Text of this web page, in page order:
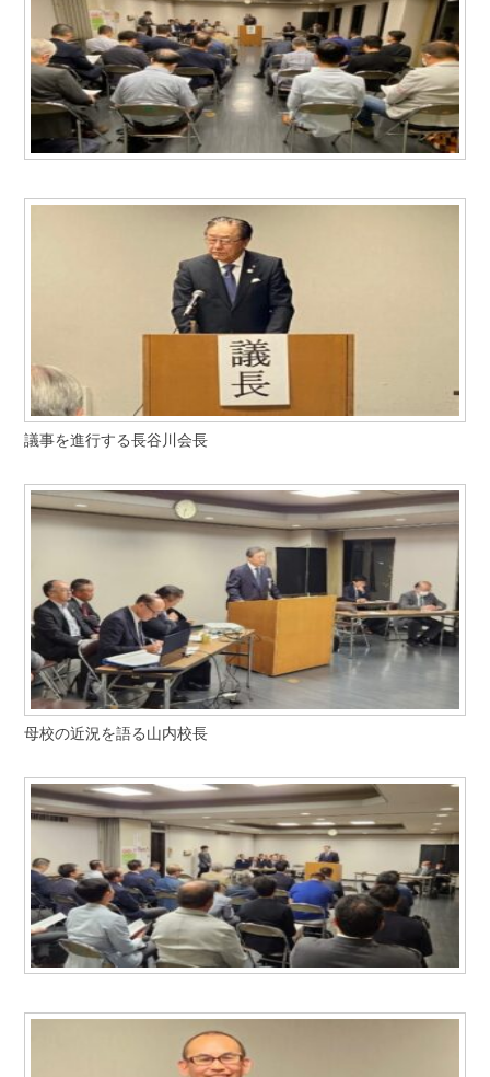
鳥井 信吾 氏・鳥居 学 氏
阪口 正二郎 氏・根津 茂 氏
育友会について
関連リンク
サイトマップ
お問い合わせ
甲南高等学校・中学校
学校法人甲南学園
甲南大学同窓会
甲南小学校・甲南幼稚園
検
索:
議事を進行する長谷川会長
母校の近況を語る山内校長